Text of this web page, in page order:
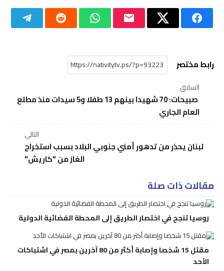
رابط مختصر
السابق
صبيحات: 70 شهيدا بينهم 13 طفلا و5 سيدات منذ مطلع
العام الجاري
التالي
لبنان يحذر من تدهور أمني جنوبي البلاد بسبب استخراج
الغاز من "كاريش"
مقالات ذات صلة
روسيا تنجح في اختصار الطريق إلى المحطة الفضائية الدولية
مقتل 15 شخصا وإصابة أكثر من 80 آخرين بمصر في اشتباكات
الأحد